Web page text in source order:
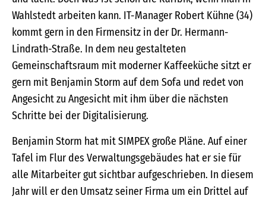
Wahlstedt arbeiten kann. IT-Manager Robert Kühne (34)
kommt gern in den Firmensitz in der Dr. Hermann-
Lindrath-Straße. In dem neu gestalteten
Gemeinschaftsraum mit moderner Kaffeeküche sitzt er
gern mit Benjamin Storm auf dem Sofa und redet von
Angesicht zu Angesicht mit ihm über die nächsten
Schritte bei der Digitalisierung.
Benjamin Storm hat mit SIMPEX große Pläne. Auf einer
Tafel im Flur des Verwaltungsgebäudes hat er sie für
alle Mitarbeiter gut sichtbar aufgeschrieben. In diesem
Jahr will er den Umsatz seiner Firma um ein Drittel auf